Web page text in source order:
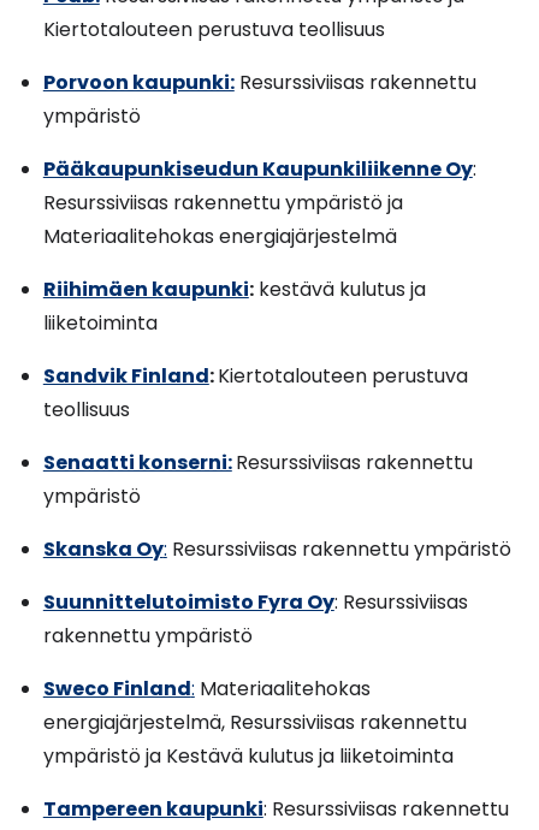
Kiertotalouteen perustuva teollisuus
Porvoon kaupunki:Resurssiviisas rakennettu
ympäristö
Pääkaupunkiseudun Kaupunkiliikenne Oy:
Resurssiviisas rakennettu ympäristö ja
Materiaalitehokas energiajärjestelmä
Riihimäen kaupunki:kestävä kulutus ja
liiketoiminta
Sandvik Finland:Kiertotalouteen perustuva
teollisuus
Senaatti konserni:Resurssiviisas rakennettu
ympäristö
Skanska Oy: Resurssiviisas rakennettu ympäristö
Suunnittelutoimisto Fyra Oy: Resurssiviisas
rakennettu ympäristö
Sweco Finland: Materiaalitehokas
energiajärjestelmä, Resurssiviisas rakennettu
ympäristö ja Kestävä kulutus ja liiketoiminta
Tampereen kaupunki: Resurssiviisas rakennettu